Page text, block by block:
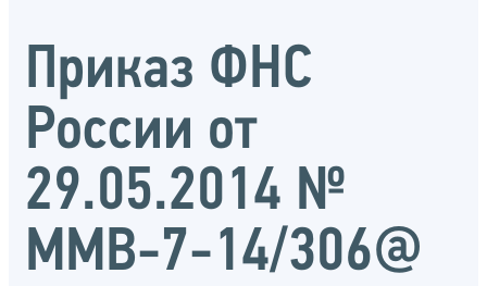
Приказ ФНС
России от
29.05.2014 №
ММВ-7-14/306@